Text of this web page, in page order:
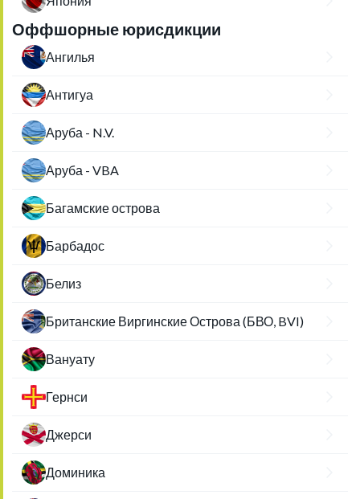
Оффшорные юрисдикции
Ангилья
Антигуа
Аруба - N.V.
Аруба - VBA
Багамские острова
Барбадос
Белиз
Британские Виргинские Острова (БВО, BVI)
Вануату
Гернси
Джерси
Доминика